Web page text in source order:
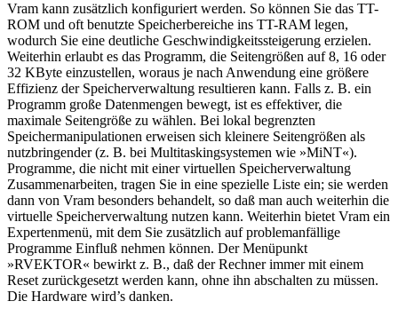
Vram kann zusätzlich konfiguriert werden. So können Sie das TT-
ROM und oft benutzte Speicherbereiche ins TT-RAM legen,
wodurch Sie eine deutliche Geschwindigkeitssteigerung erzielen.
Weiterhin erlaubt es das Programm, die Seitengrößen auf 8, 16 oder
32 KByte einzustellen, woraus je nach Anwendung eine größere
Effizienz der Speicherverwaltung resultieren kann. Falls z. B. ein
Programm große Datenmengen bewegt, ist es effektiver, die
maximale Seitengröße zu wählen. Bei lokal begrenzten
Speichermanipulationen erweisen sich kleinere Seitengrößen als
nutzbringender (z. B. bei Multitaskingsystemen wie »MiNT«).
Programme, die nicht mit einer virtuellen Speicherverwaltung
Zusammenarbeiten, tragen Sie in eine spezielle Liste ein; sie werden
dann von Vram besonders behandelt, so daß man auch weiterhin die
virtuelle Speicherverwaltung nutzen kann. Weiterhin bietet Vram ein
Expertenmenü, mit dem Sie zusätzlich auf problemanfällige
Programme Einfluß nehmen können. Der Menüpunkt
»RVEKTOR« bewirkt z. B., daß der Rechner immer mit einem
Reset zurückgesetzt werden kann, ohne ihn abschalten zu müssen.
Die Hardware wird’s danken.